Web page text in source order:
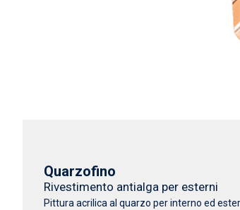
Quarzofino
Rivestimento antialga per esterni
Pittura acrilica al quarzo per interno ed